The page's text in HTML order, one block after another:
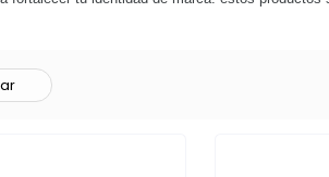
públicas. con nuestra tecnología de